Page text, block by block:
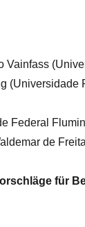
Vainfass
Federal
de
für